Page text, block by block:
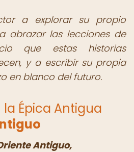
a explorar su propio
abrazar las lecciones de
que estas historias
y a escribir su propia
en blanco del futuro.
Épica Antigua
Antiguo,